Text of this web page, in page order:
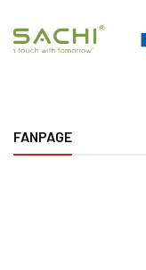
FANPAGE